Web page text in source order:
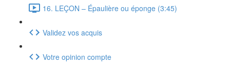
16. LEÇON – Épaulière ou éponge (3:45)
Validez vos acquis
Votre opinion compte